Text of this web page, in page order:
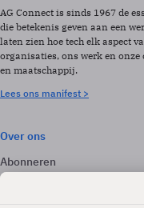
AG Connect is sinds 1967 de
die betekenis geven aan een
laten zien hoe tech elk aspect
organisaties, ons werk en
en maatschappij.
Lees ons manifest >
Over ons
Abonneren
Adverteren